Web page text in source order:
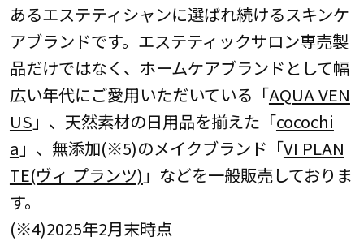
あるエステティシャンに選ばれ続けるスキンケ
アブランドです。エステティックサロン専売製
品だけではなく、ホームケアブランドとして幅
広い年代にご愛用いただいている「AQUA VEN
US 」、天然素材の日用品を揃えた「cocochi
a 」、無添加(※5)のメイクブランド「VI PLAN
TE(ヴィ プランツ) 」などを一般販売しておりま
す。
(※4)2025年2月末時点